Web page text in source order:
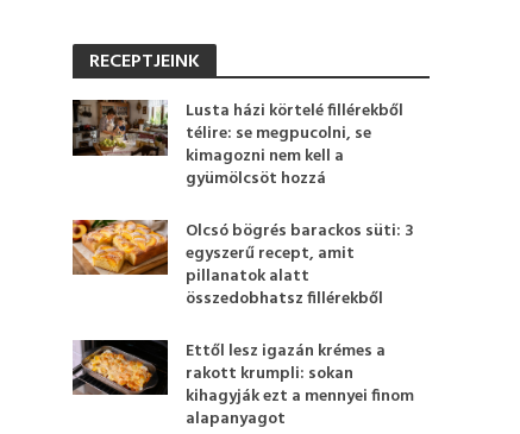
RECEPTJEINK
Lusta házi körtelé fillérekből
télire: se megpucolni, se
kimagozni nem kell a
gyümölcsöt hozzá
Olcsó bögrés barackos süti: 3
egyszerű recept, amit
pillanatok alatt
összedobhatsz fillérekből
Ettől lesz igazán krémes a
rakott krumpli: sokan
kihagyják ezt a mennyei finom
alapanyagot